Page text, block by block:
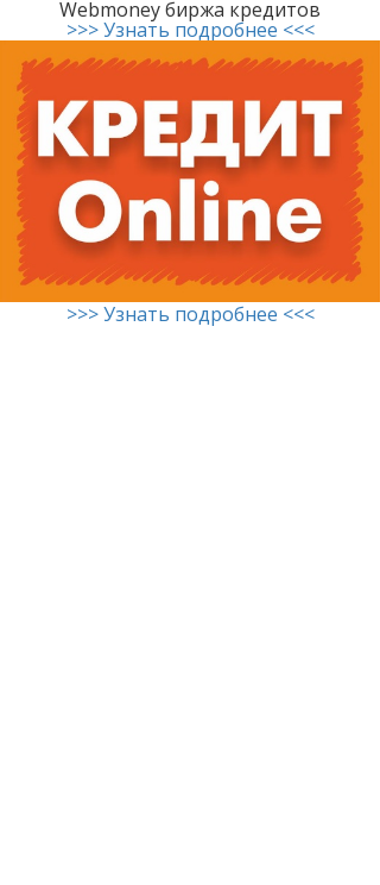
Webmoney биржа кредитов
>>> Узнать подробнее <<<
>>> Узнать подробнее <<<